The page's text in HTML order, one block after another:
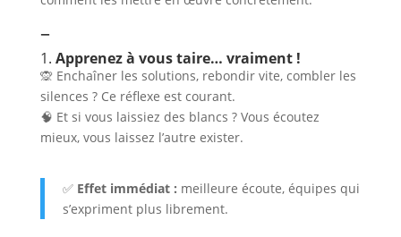
–
1. Apprenez à vous taire… vraiment !
🙊 Enchaîner les solutions, rebondir vite, combler les
silences ? Ce réflexe est courant.
🧠 Et si vous laissiez des blancs ? Vous écoutez
mieux, vous laissez l’autre exister.
✅ Effet immédiat : meilleure écoute, équipes qui
s’expriment plus librement.